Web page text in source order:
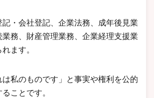
記・会社登記、企業法務、成年後見業
務、財産管理業務、企業経理支援業
ます。
私のものです」と事実や権利を公的
ことです。